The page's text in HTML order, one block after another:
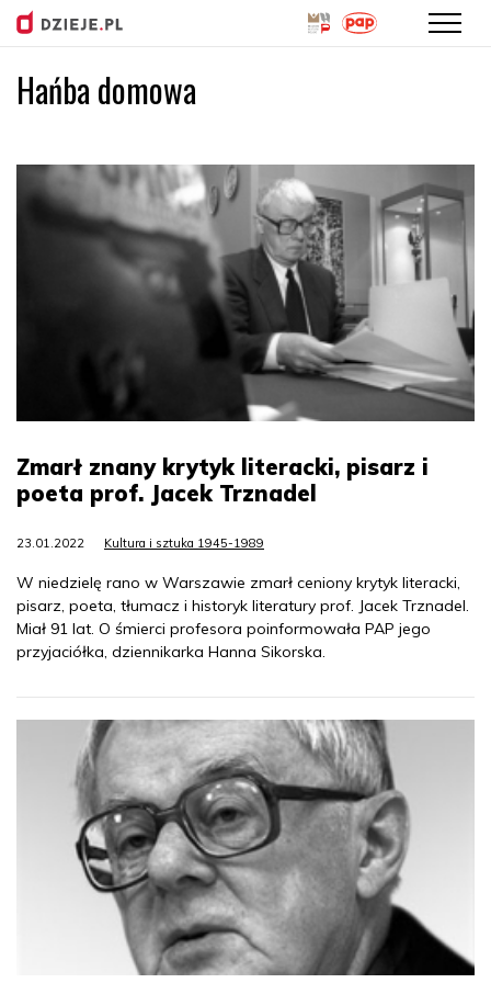
Hańba domowa
Zmarł znany krytyk literacki, pisarz i
poeta prof. Jacek Trznadel
23.01.2022 Kultura i sztuka 1945-1989
W niedzielę rano w Warszawie zmarł ceniony krytyk literacki,
pisarz, poeta, tłumacz i historyk literatury prof. Jacek Trznadel.
Miał 91 lat. O śmierci profesora poinformowała PAP jego
przyjaciółka, dziennikarka Hanna Sikorska.